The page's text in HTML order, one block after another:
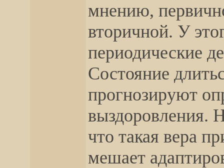
мнению,
вторичной. У
периодические
Состояние
прогнозируют
выздоровления.
что такая вера
мешает